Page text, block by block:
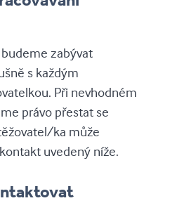
zabývat
s každým
Při nevhodném
právo přestat se
ka může
uvedený níže.